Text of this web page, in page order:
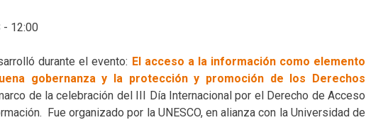
12:00
durante el evento: El acceso a la información como elemento
gobernanza y la protección y promoción de los Derechos
de la celebración del III Día Internacional por el Derecho de Acceso
Fue organizado por la UNESCO, en alianza con la Universidad de